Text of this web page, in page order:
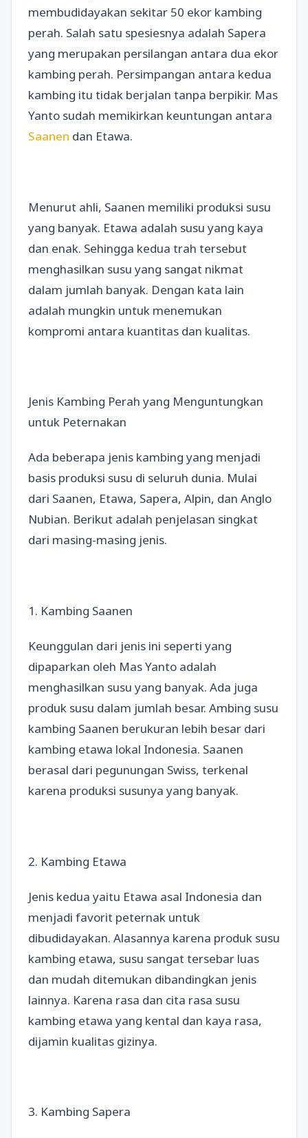
membudidayakan sekitar 50 ekor kambing
perah. Salah satu spesiesnya adalah Sapera
yang merupakan persilangan antara dua ekor
kambing perah. Persimpangan antara kedua
kambing itu tidak berjalan tanpa berpikir. Mas
Yanto sudah memikirkan keuntungan antara
Saanen dan Etawa.
Menurut ahli, Saanen memiliki produksi susu
yang banyak. Etawa adalah susu yang kaya
dan enak. Sehingga kedua trah tersebut
menghasilkan susu yang sangat nikmat
dalam jumlah banyak. Dengan kata lain
adalah mungkin untuk menemukan
kompromi antara kuantitas dan kualitas.
Jenis Kambing Perah yang Menguntungkan
untuk Peternakan
Ada beberapa jenis kambing yang menjadi
basis produksi susu di seluruh dunia. Mulai
dari Saanen, Etawa, Sapera, Alpin, dan Anglo
Nubian. Berikut adalah penjelasan singkat
dari masing-masing jenis.
1. Kambing Saanen
Keunggulan dari jenis ini seperti yang
dipaparkan oleh Mas Yanto adalah
menghasilkan susu yang banyak. Ada juga
produk susu dalam jumlah besar. Ambing susu
kambing Saanen berukuran lebih besar dari
kambing etawa lokal Indonesia. Saanen
berasal dari pegunungan Swiss, terkenal
karena produksi susunya yang banyak.
2. Kambing Etawa
Jenis kedua yaitu Etawa asal Indonesia dan
menjadi favorit peternak untuk
dibudidayakan. Alasannya karena produk susu
kambing etawa, susu sangat tersebar luas
dan mudah ditemukan dibandingkan jenis
lainnya. Karena rasa dan cita rasa susu
kambing etawa yang kental dan kaya rasa,
dijamin kualitas gizinya.
3. Kambing Sapera